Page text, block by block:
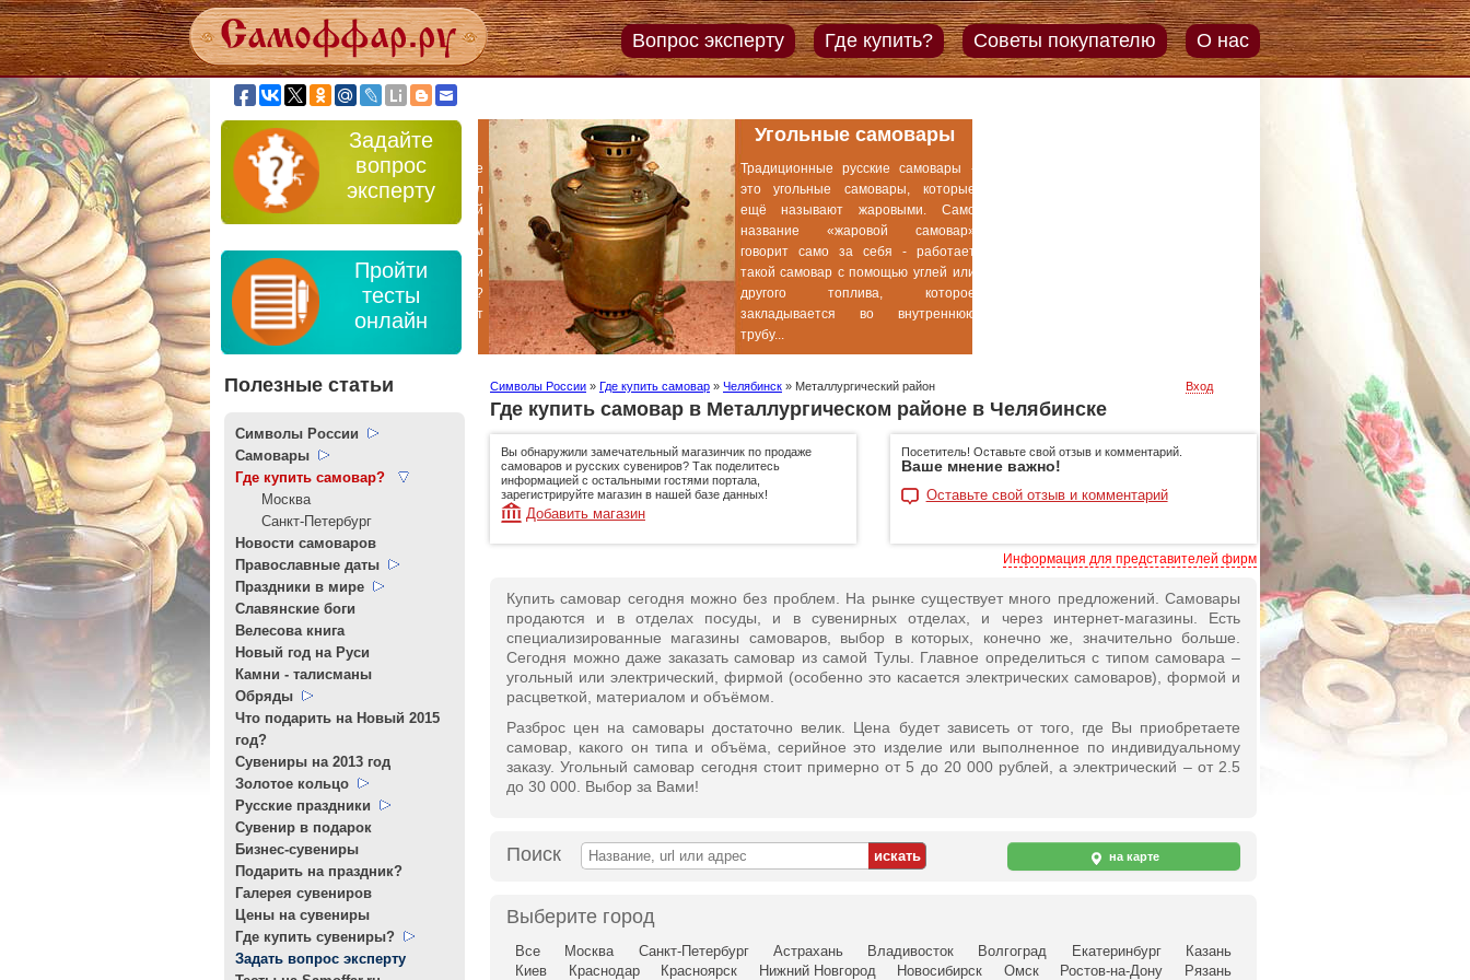
Вопрос эксперту Где купить? Советы покупателю О нас
Задайте
вопрос
эксперту
Пройти
тесты
онлайн
Угольные самовары
Традиционные русские самовары -
это угольные самовары, которые
ещё называют жаровыми. Само
название «жаровой самовар»
говорит само за себя - работает
такой самовар с помощью углей или
другого топлива, которое
закладывается во внутреннюю
трубу...
Полезные статьи
Символы России
Самовары
Где купить самовар?
Москва
Санкт-Петербург
Новости самоваров
Православные даты
Праздники в мире
Славянские боги
Велесова книга
Новый год на Руси
Камни - талисманы
Обряды
Что подарить на Новый 2015
год?
Cувениры на 2013 год
Золотое кольцо
Русские праздники
Сувенир в подарок
Бизнес-сувениры
Подарить на праздник?
Галерея сувениров
Цены на сувениры
Где купить сувениры?
Задать вопрос эксперту
Символы России » Где купить самовар » Челябинск » Металлургический район Вход
Где купить самовар в Металлургическом районе в Челябинске
Вы обнаружили замечательный магазинчик по продаже
самоваров и русских сувениров? Так поделитесь
информацией с остальными гостями портала,
зарегистрируйте магазин в нашей базе данных!
Добавить магазин
Посетитель! Оставьте свой отзыв и комментарий.
Ваше мнение важно!
Оставьте свой отзыв и комментарий
Информация для представителей фирм
Купить самовар сегодня можно без проблем. На рынке существует много предложений. Самовары
продаются и в отделах посуды, и в сувенирных отделах, и через интернет-магазины. Есть
специализированные магазины самоваров, выбор в которых, конечно же, значительно больше.
Сегодня можно даже заказать самовар из самой Тулы. Главное определиться с типом самовара –
угольный или электрический, фирмой (особенно это касается электрических самоваров), формой и
расцветкой, материалом и объёмом.
Разброс цен на самовары достаточно велик. Цена будет зависеть от того, где Вы приобретаете
самовар, какого он типа и объёма, серийное это изделие или выполненное по индивидуальному
заказу. Угольный самовар сегодня стоит примерно от 5 до 20 000 рублей, а электрический – от 2.5
до 30 000. Выбор за Вами!
Поиск на карте
Выберите город
Все Москва Санкт-Петербург Астрахань Владивосток Волгоград Екатеринбург
Казань
Киев
Краснодар Красноярск Нижний Новгород Новосибирск Омск Ростов-на-Дону Рязань